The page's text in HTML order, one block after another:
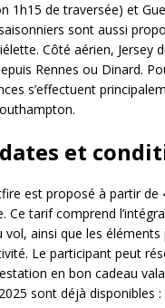
1h15 de traversée) et
sont aussi
Côté aérien, Jersey
Rennes ou Dinard.
s’effectuent
et
est proposé à partir de
Ce tarif comprend
vol, ainsi que les
Le participant peut
en bon cadeau
sont déjà disponibles